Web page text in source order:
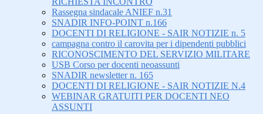
Rassegna sindacale ANIEF n.31
SNADIR INFO-POINT n.166
DOCENTI DI RELIGIONE - SAIR NOTIZIE n. 5
campagna contro il carovita per i dipendenti pubblici
RICONOSCIMENTO DEL SERVIZIO MILITARE
USB Corso per docenti neoassunti
SNADIR newsletter n. 165
DOCENTI DI RELIGIONE - SAIR NOTIZIE N.4
WEBINAR GRATUITI PER DOCENTI NEO
ASSUNTI